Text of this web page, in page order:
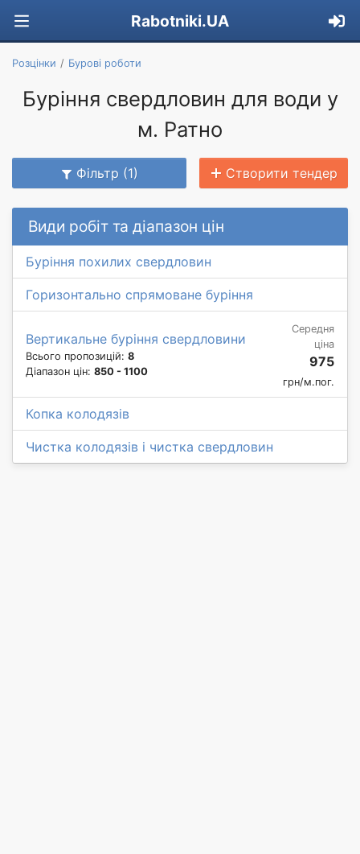
Rabotniki.UA
Розцінки Бурові роботи
Буріння свердловин для води у
м. Ратно
Фільтр (1) Створити тендер
Види робіт та діапазон цін
Буріння похилих свердловин
Горизонтально спрямоване буріння
Вертикальне буріння свердловини
Всього пропозицій: 8
Діапазон цін: 850 - 1100
Середня
ціна
975
грн/м.пог.
Копка колодязів
Чистка колодязів і чистка свердловин